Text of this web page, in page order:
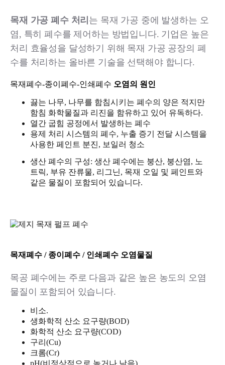
목재 가공 폐수 처리 는 목재 가공 중에 발생하는 오
염, 특히 폐수를 제어하는 ​​방법입니다. 기업은 높은
처리 효율성을 달성하기 위해 목재 가공 공장의 폐
수를 처리하는 올바른 기술을 선택해야 합니다.
목재폐수-종이폐수-인쇄폐수 오염의 원인
끓는 나무, 나무를 함침시키는 폐수의 양은 적지만
함침 화학물질과 리진을 함유하고 있어 유독하다.
열간 굽힘 공정에서 발생하는 폐수
용제 처리 시스템의 폐수, 누출 증기 전달 시스템을
사용한 페인트 분진, 보일러 청소
생산 폐수의 구성: 생산 폐수에는 붕산, 붕산염, 노
트릭, 부유 잔류물, 리그닌, 목재 오일 및 페인트와
같은 물질이 포함되어 있습니다.
목재폐수 / 종이폐수 / 인쇄폐수 오염물질
목공 폐수에는 주로 다음과 같은 높은 농도의 오염
물질이 포함되어 있습니다.
비소.
생화학적 산소 요구량(BOD)
화학적 산소 요구량(COD)
구리(Cu)
크롬(Cr)
pH(비정상적으로 높거나 낮음)